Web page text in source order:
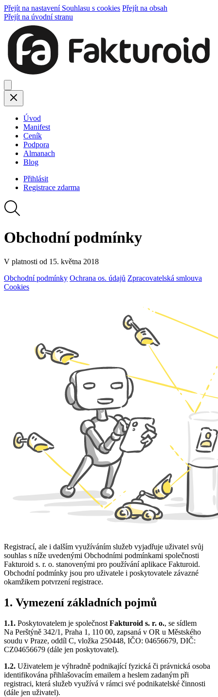
Přejít na nastavení Souhlasu s cookies Přejít na obsah
Přejít na úvodní stranu
Úvod
Manifest
Ceník
Podpora
Almanach
Blog
Přihlásit
Registrace zdarma
Obchodní podmínky
V platnosti od 15. května 2018
Obchodní podmínky Ochrana os. údajů Zpracovatelská smlouva
Cookies
Registrací, ale i dalším využíváním služeb vyjadřuje uživatel svůj
souhlas s níže uvedenými Obchodními podmínkami společnosti
Fakturoid s. r. o. stanovenými pro používání aplikace Fakturoid.
Obchodní podmínky jsou pro uživatele i poskytovatele závazné
okamžikem potvrzení registrace.
1. Vymezení základních pojmů
1.1. Poskytovatelem je společnost Fakturoid s. r. o., se sídlem
Na Perštýně 342/1, Praha 1, 110 00, zapsaná v OR u Městského
soudu v Praze, oddíl C, vložka 250448, IČO: 04656679, DIČ:
CZ04656679 (dále jen poskytovatel).
1.2. Uživatelem je výhradně podnikající fyzická či právnická osoba
identifikována přihlašovacím emailem a heslem zadaným při
registraci, která služeb využívá v rámci své podnikatelské činnosti
(dále jen uživatel).